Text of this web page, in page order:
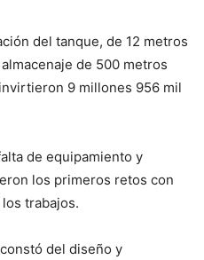
del tanque, de 12 metros
de 500 metros
9 millones 956 mil
de equipamiento y
los primeros retos con
trabajos.
del diseño y